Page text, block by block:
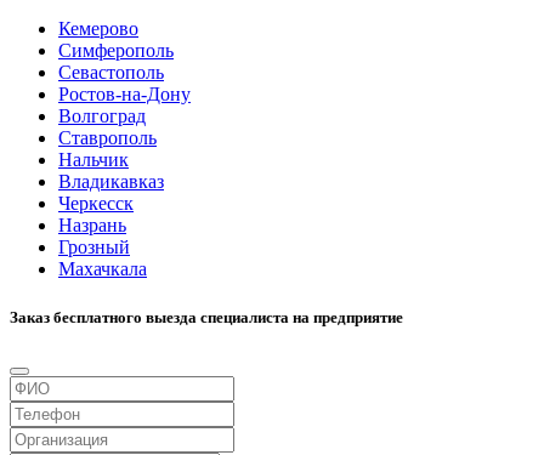
Кемерово
Симферополь
Севастополь
Ростов-на-Дону
Волгоград
Ставрополь
Нальчик
Владикавказ
Черкесск
Назрань
Грозный
Махачкала
Заказ бесплатного выезда специалиста на предприятие